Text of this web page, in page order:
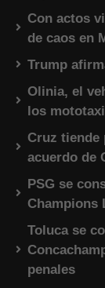
Con actos
de caos en
Trump
Olinia, el
los
Cruz tiende
acuerdo de
PSG se
Champions
Toluca se
penales